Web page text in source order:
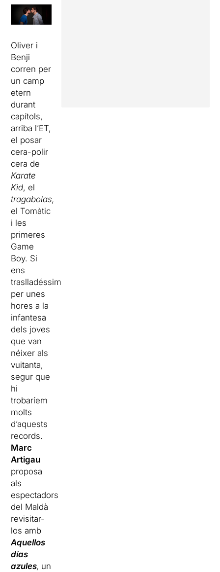
Oliver i
Benji
corren per
un camp
etern
durant
capítols,
arriba l’ET,
el posar
cera-polir
cera de
Karate
Kid, el
tragabolas,
el Tomàtic
i les
primeres
Game
Boy. Si
ens
traslladéssim
per unes
hores a la
infantesa
dels joves
que van
néixer als
vuitanta,
segur que
hi
trobaríem
molts
d’aquests
records.
Marc
Artigau
proposa
als
espectadors
del Maldà
revisitar-
los amb
Aquellos
días
azules, un